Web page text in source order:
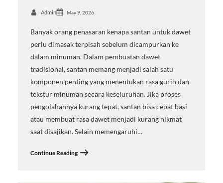
Admin May 9, 2026
Banyak orang penasaran kenapa santan untuk dawet
perlu dimasak terpisah sebelum dicampurkan ke
dalam minuman. Dalam pembuatan dawet
tradisional, santan memang menjadi salah satu
komponen penting yang menentukan rasa gurih dan
tekstur minuman secara keseluruhan. Jika proses
pengolahannya kurang tepat, santan bisa cepat basi
atau membuat rasa dawet menjadi kurang nikmat
saat disajikan. Selain memengaruhi…
Continue Reading